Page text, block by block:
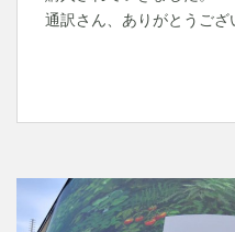
通訳さん、ありがとうござ